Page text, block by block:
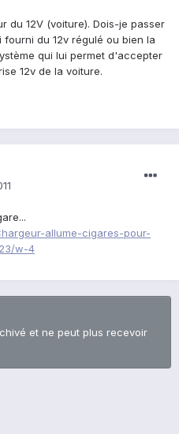
du 12V (voiture). Dois-je passer
du 12v régulé ou bien la
qui lui permet d'accepter
12v de la voiture.
allume-cigares-pour-
w-4
et ne peut plus recevoir